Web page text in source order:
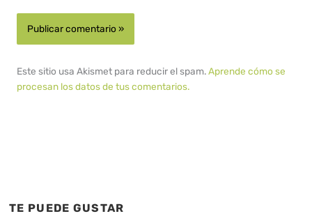
Este sitio usa Akismet para reducir el spam.Aprende cómo se
procesan los datos de tus comentarios.
TE PUEDE GUSTAR